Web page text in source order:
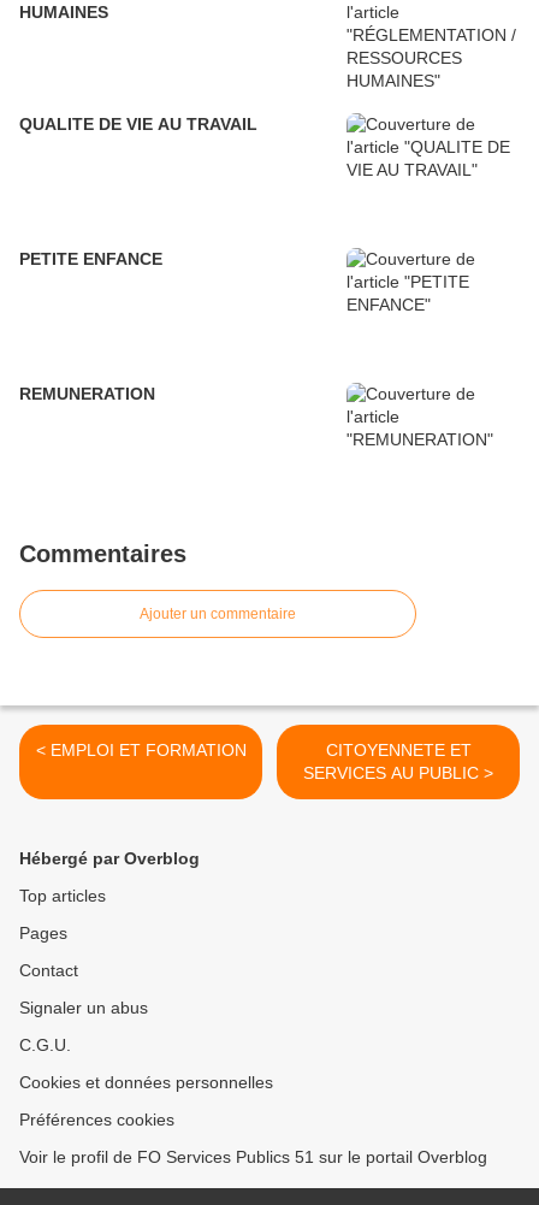
HUMAINES
QUALITE DE VIE AU TRAVAIL
PETITE ENFANCE
REMUNERATION
Commentaires
Ajouter un commentaire
< EMPLOI ET FORMATION
CITOYENNETE ET
SERVICES AU PUBLIC >
Hébergé par Overblog
Top articles
Pages
Contact
Signaler un abus
C.G.U.
Cookies et données personnelles
Préférences cookies
Voir le profil de FO Services Publics 51 sur le portail Overblog